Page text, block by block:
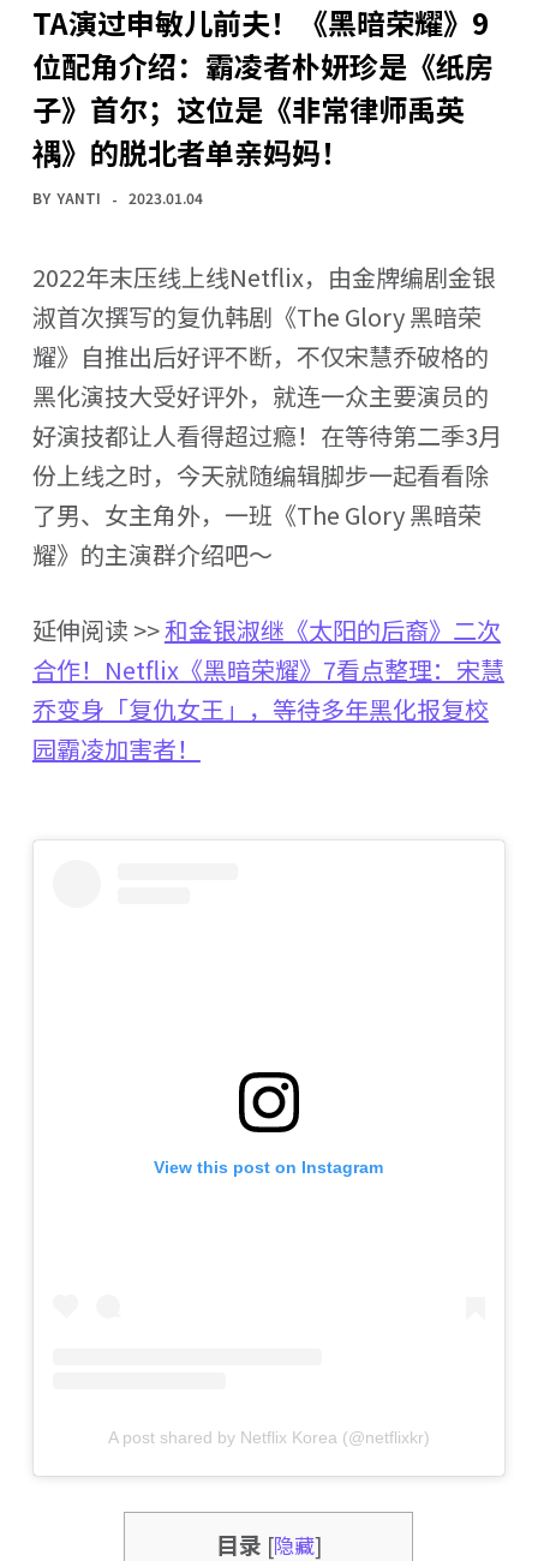
TA演过申敏儿前夫！《黑暗荣耀》9
位配角介绍：霸凌者朴妍珍是《纸房
子》首尔；这位是《非常律师禹英
禑》的脱北者单亲妈妈！
BY YANTI 2023.01.04
2022年末压线上线Netflix，由金牌编剧金银
淑首次撰写的复仇韩剧《The Glory 黑暗荣
耀》自推出后好评不断，不仅宋慧乔破格的
黑化演技大受好评外，就连一众主要演员的
好演技都让人看得超过瘾！在等待第二季3月
份上线之时，今天就随编辑脚步一起看看除
了男、女主角外，一班《The Glory 黑暗荣
耀》的主演群介绍吧～
延伸阅读 >>和金银淑继《太阳的后裔》二次
合作！Netflix《黑暗荣耀》7看点整理：宋慧
乔变身「复仇女王」，等待多年黑化报复校
园霸凌加害者！
View this post on Instagram
A post shared by Netflix Korea (@netflixkr)
目录 [隐藏]